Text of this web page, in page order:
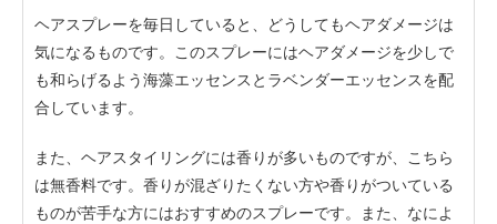
ヘアスプレーを毎日していると、どうしてもヘアダメージは
気になるものです。このスプレーにはヘアダメージを少しで
も和らげるよう海藻エッセンスとラベンダーエッセンスを配
合しています。
また、ヘアスタイリングには香りが多いものですが、こちら
は無香料です。香りが混ざりたくない方や香りがついている
ものが苦手な方にはおすすめのスプレーです。また、なによ